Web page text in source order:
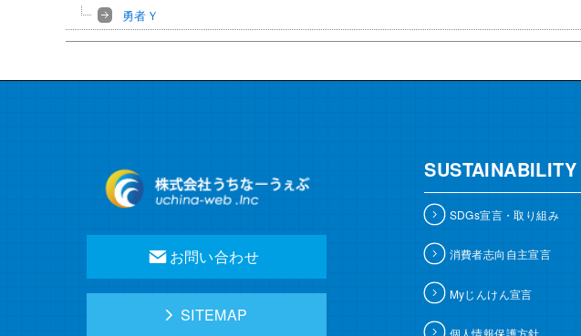
勇者Ｙ
お問い合わせ
SITEMAP
SUSTAINABILITY
SDGs宣言・取り組み
消費者志向自主宣言
Myじんけん宣言
個人情報保護方針